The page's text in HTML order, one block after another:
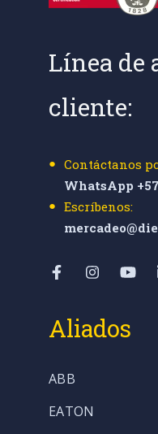
Línea de
cliente:
Contáctanos
WhatsApp
Escríbenos:
Aliados
ABB
EATON